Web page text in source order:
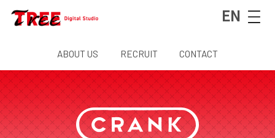
EN
ABOUT US RECRUIT CONTACT